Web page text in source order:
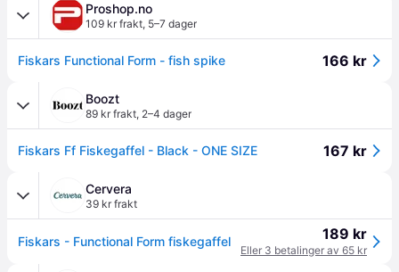
Proshop.no
109 kr frakt, 5–7 dager
Fiskars Functional Form - fish spike 166 kr
Boozt
89 kr frakt, 2–4 dager
Fiskars Ff Fiskegaffel - Black - ONE SIZE 167 kr
Cervera
39 kr frakt
Fiskars - Functional Form fiskegaffel 189 kr
Eller 3 betalinger av 65 kr